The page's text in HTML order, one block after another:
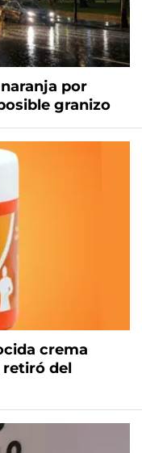
por
granizo
crema
del